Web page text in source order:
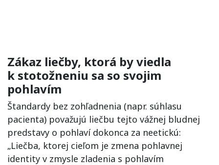
Zákaz liečby, ktorá by viedla
k stotožneniu sa so svojim
pohlavím
Štandardy bez zohľadnenia (napr. súhlasu
pacienta) považujú liečbu tejto vážnej bludnej
predstavy o pohlaví dokonca za neetickú:
„Liečba, ktorej cieľom je zmena pohlavnej
identity v zmysle zladenia s pohlavím